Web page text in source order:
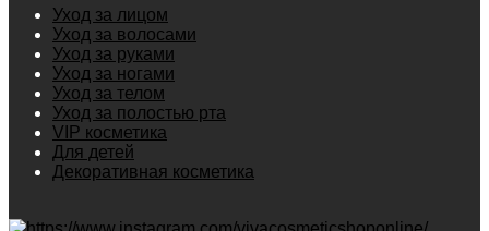
Уход за лицом
Уход за волосами
Уход за руками
Уход за ногами
Уход за телом
Уход за полостью рта
VIP косметика
Для детей
Декоративная косметика